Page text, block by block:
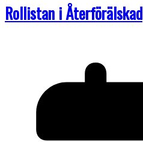
Rollistan i Återförälskad